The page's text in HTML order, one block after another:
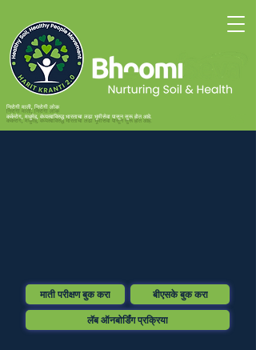
निरोगी माती, निरोगी लोक
कर्करोग, मधुमेह, वंध्यत्वाविरुद्ध भारताचा लढा भूमीसेवा पासून सुरू होत आहे.
माती परीक्षण बुक करा
बीएसके बुक करा
लॅब ऑनबोर्डिंग प्रक्रिया